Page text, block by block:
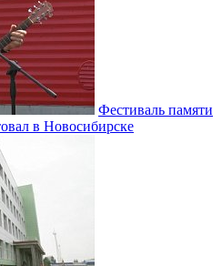
Фестиваль памяти
в Новосибирске